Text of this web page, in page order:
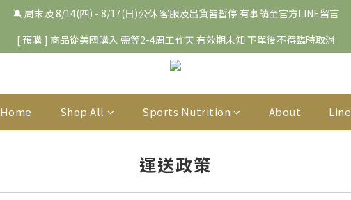
🔕 周末及 8/14(四) - 8/17(日)公休 客服及出貨皆暫停 有事請至官方LINE留言
[ 預購 ] 商品從美國購入 需等2-4周工作天 有效期未知 下單後不得臨時取消
Home Shop All Sports Nutrition About Line
運送政策